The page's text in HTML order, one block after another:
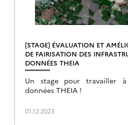
[STAGE] ÉVALUATION ET
DE FAIRISATION DES
DONNÉES THEIA
Un stage pour travailler à
données THEIA !
01.12.2023